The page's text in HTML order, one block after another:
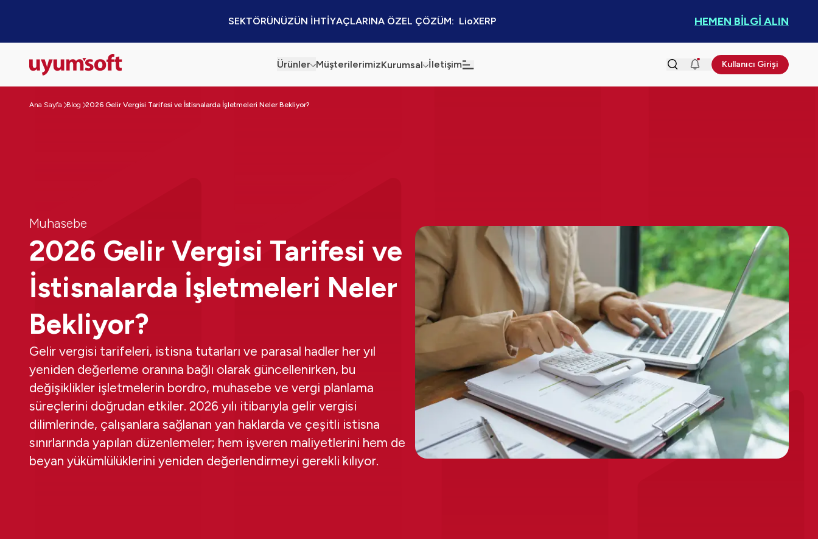
SEKTÖRÜNÜZÜN İHTİYAÇLARINA ÖZEL ÇÖZÜM:  LioXERP HEMEN BİLGİ ALIN
Ürünler MüşterilerimizKurumsal İletişim
İş Ortaklığı Platformu
Kullanıcı Girişi
Ana Sayfa Blog 2026 Gelir Vergisi Tarifesi ve İstisnalarda İşletmeleri Neler Bekliyor?
Muhasebe
2026 Gelir Vergisi Tarifesi ve
İstisnalarda İşletmeleri Neler
Bekliyor?
Gelir vergisi tarifeleri, istisna tutarları ve parasal hadler her yıl
yeniden değerleme oranına bağlı olarak güncellenirken, bu
değişiklikler işletmelerin bordro, muhasebe ve vergi planlama
süreçlerini doğrudan etkiler. 2026 yılı itibarıyla gelir vergisi
dilimlerinde, çalışanlara sağlanan yan haklarda ve çeşitli istisna
sınırlarında yapılan düzenlemeler; hem işveren maliyetlerini hem de
beyan yükümlülüklerini yeniden değerlendirmeyi gerekli kılıyor.